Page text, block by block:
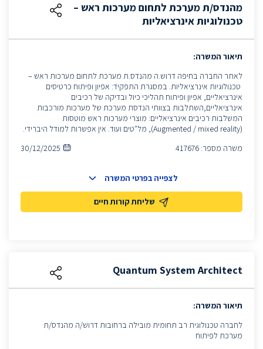
מהנדס/ת מערכת לתחום מערכות ראש –
טכנולוגיות אינרציאליות
תיאור המשרה:
לאתר החברה בחיפה דרוש.ה מהנדס.ת מערכת לתחום מערכות ראש –
טכנולוגיות אינרציאליות. במסגרת התפקיד: אפיון ופיתוח כרטיסים
אינרציאליים, אפיון ופיתוח תהליכי כיול ובדיקה של רכיבים
אינרציאליים,השתלבות בצוותי הנדסת מערכת של מערכות מורכבות
המשלבות רכיבים אינרציאליים: מוצרי מערכות ראש מוטסות
(Augmented / mixed reality), מל"טים ועוד. אין אפשרות למודל היברידי.
משרה מספר: 417676
30/12/2025
שליחת קורות חיים
לצפייה בפרטי המשרה
Quantum System Architect
תיאור המשרה:
לחברה טכנולוגית רב תחומית מובילה ברחובות דרוש/ה מהנדס/ת
מערכת לפיתוח